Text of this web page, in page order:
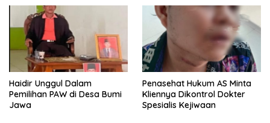
Haidir Unggul Dalam
Pemilihan PAW di Desa Bumi
Jawa
Penasehat Hukum AS Minta
Kliennya Dikontrol Dokter
Spesialis Kejiwaan